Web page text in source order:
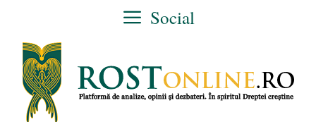
conținut
Social